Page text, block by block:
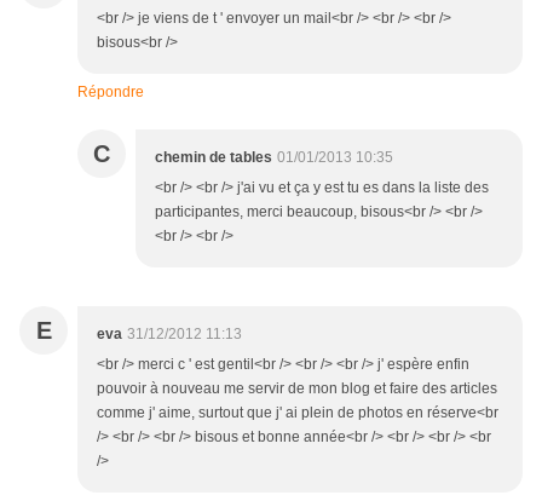
<br /> je viens de t ' envoyer un mail<br /> <br /> <br />
bisous<br />
Répondre
C chemin de tables 01/01/2013 10:35
<br /> <br /> j'ai vu et ça y est tu es dans la liste des
participantes, merci beaucoup, bisous<br /> <br />
<br /> <br />
E eva 31/12/2012 11:13
<br /> merci c ' est gentil<br /> <br /> <br /> j' espère enfin
pouvoir à nouveau me servir de mon blog et faire des articles
comme j' aime, surtout que j' ai plein de photos en réserve<br
/> <br /> <br /> bisous et bonne année<br /> <br /> <br /> <br
/>